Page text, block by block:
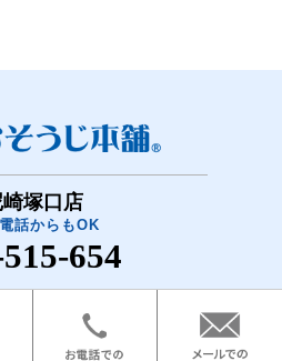
崎塚口店
話からもOK
654
じ本舗 尼崎塚口店 All Rights Reserved.